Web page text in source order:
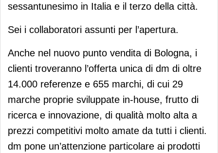
sessantunesimo in Italia e il terzo della città.
Sei i collaboratori assunti per l’apertura.
Anche nel nuovo punto vendita di Bologna, i
clienti troveranno l’offerta unica di dm di oltre
14.000 referenze e 655 marchi, di cui 29
marche proprie sviluppate in-house, frutto di
ricerca e innovazione, di qualità molto alta a
prezzi competitivi molto amate da tutti i clienti.
dm pone un’attenzione particolare ai prodotti